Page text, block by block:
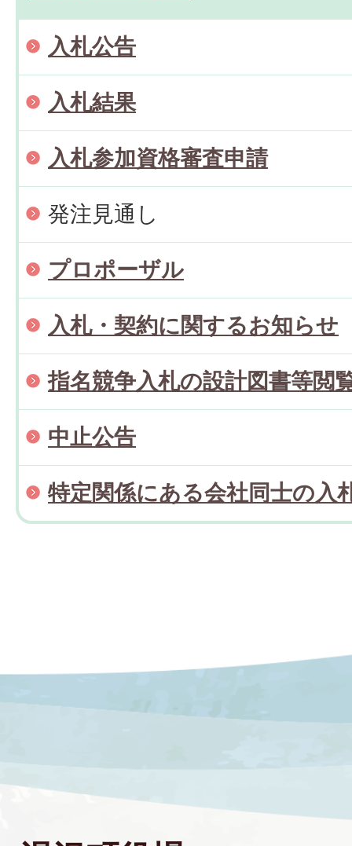
入札公告
入札結果
入札参加資格審査申請
発注見通し
プロポーザル
入札・契約に関するお知らせ
指名競争入札の設計図書等閲
中止公告
特定関係にある会社同士の入